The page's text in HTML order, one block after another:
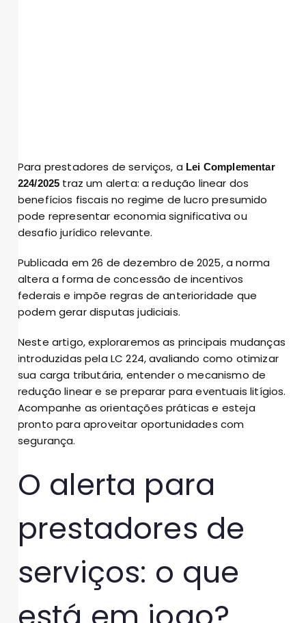
Para prestadores de serviços, a Lei Complementar
224/2025 traz um alerta: a redução linear dos
benefícios fiscais no regime de lucro presumido
pode representar economia significativa ou
desafio jurídico relevante.
Publicada em 26 de dezembro de 2025, a norma
altera a forma de concessão de incentivos
federais e impõe regras de anterioridade que
podem gerar disputas judiciais.
Neste artigo, exploraremos as principais mudanças
introduzidas pela LC 224, avaliando como otimizar
sua carga tributária, entender o mecanismo de
redução linear e se preparar para eventuais litígios.
Acompanhe as orientações práticas e esteja
pronto para aproveitar oportunidades com
segurança.
O alerta para
prestadores de
serviços: o que